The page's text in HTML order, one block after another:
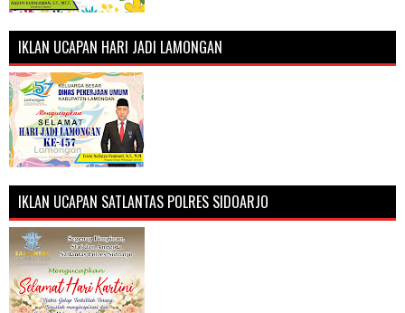
IKLAN UCAPAN HARI JADI LAMONGAN
IKLAN UCAPAN SATLANTAS POLRES SIDOARJO